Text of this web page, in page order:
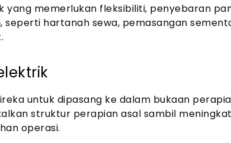
yang memerlukan fleksibiliti, penyebaran
seperti hartanah sewa, pemasangan
untuk dipasang ke dalam bukaan
struktur perapian asal sambil
operasi.